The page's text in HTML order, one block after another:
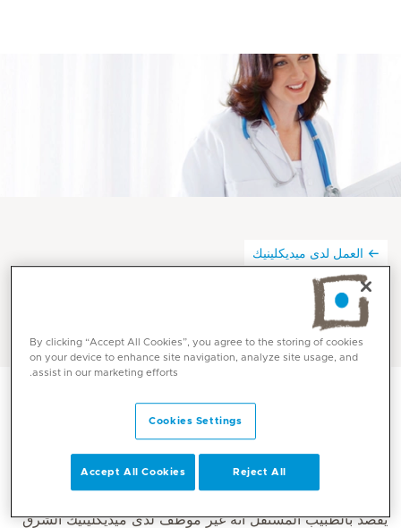
العمل لدى ميديكلينيك
الطبيب المستقل في ميديكلينيك
الشرق الأوسط، تتيح المجموعة للأطباء فرصة التقديم للحصول
على امتيازات الطبيب المستقل.
يُقصد بالطبيب المستقل أنه غير موظف لدى ميديكلينيك الشرق
By clicking “Accept All Cookies”, you agree to the storing of cookies
on your device to enhance site navigation, analyze site usage, and
assist in our marketing efforts.
Cookies Settings
Reject All
Accept All Cookies